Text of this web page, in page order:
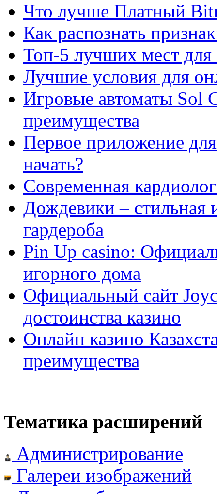
Что лучше Платный
Как распознать
Топ-5 лучших мест для
Лучшие условия для
Игровые автоматы Sol
преимущества
Первое приложение
начать?
Современная
Дождевики – стильная
гардероба
Pin Up casino:
игорного дома
Официальный сайт
достоинства казино
Онлайн казино
преимущества
Тематика расширений
Администрирование
Галереи изображений